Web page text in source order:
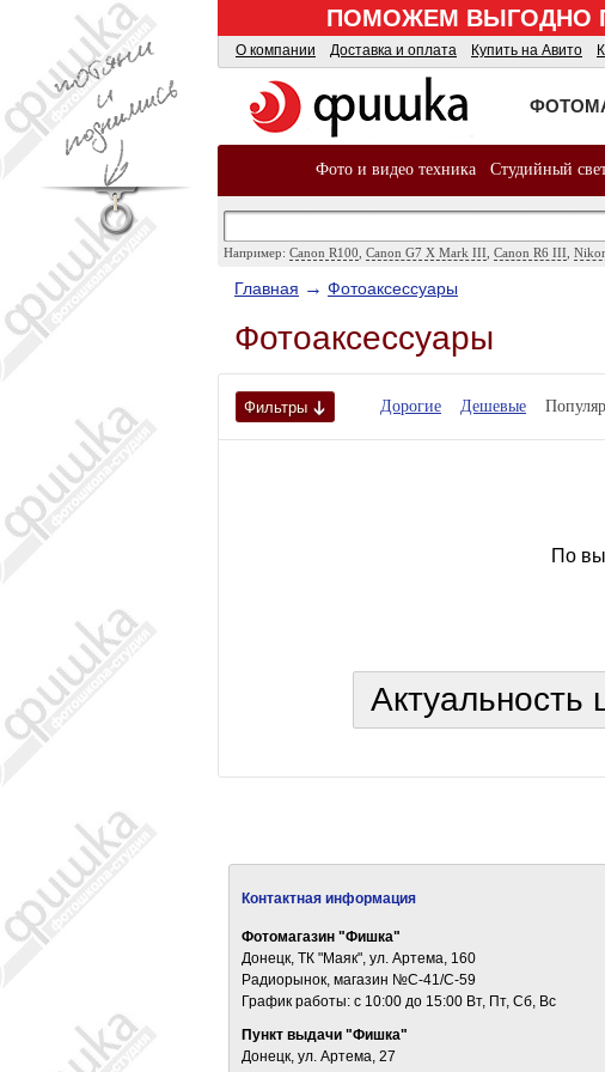
ПОМОЖЕМ ВЫГОДНО
О компании Доставка и оплата Купить на Авито
Фото и видео техника Студийный
Например: Canon R100 Canon G7 X Mark III Canon R6 III
Главная → Фотоаксессуары
Фотоаксессуары
Фильтры Дорогие Дешевые
По
Актуальность
Контактная информация
Фотомагазин "Фишка"
Донецк, ТК "Маяк", ул. Артема, 160
Радиорынок, магазин №С-41/С-59
График работы: c 10:00 до 15:00 Вт, Пт, Сб, Вс
Пункт выдачи "Фишка"
Донецк, ул. Артема, 27